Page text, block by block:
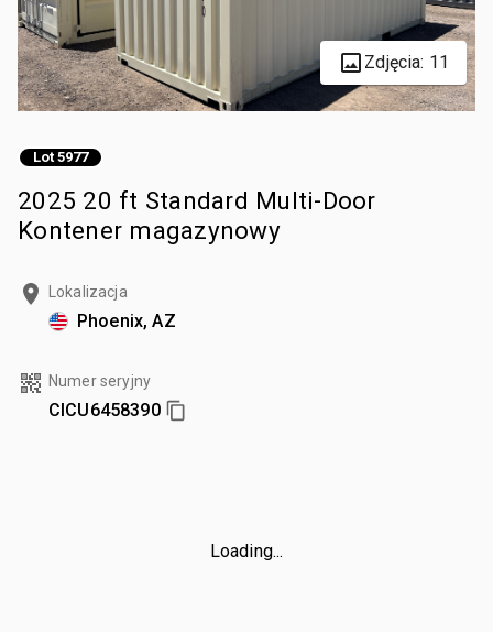
Zdjęcia: 11
Lot 5977
2025 20 ft Standard Multi-Door
Kontener magazynowy
Lokalizacja
Phoenix, AZ
Numer seryjny
CICU6458390
Loading...